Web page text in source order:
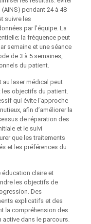
pendant 24 à 48
suivre les
par l’équipe. La
la fréquence peut
semaine et une séance
de 3 à 5 semaines,
du patient.
au laser médical peut
objectifs du patient.
qui évite l’approche
afin d’améliorer la
de réparation des
et le suivi
que les traitements
et les préférences du
éducation claire et
les objectifs de
Des
explicatifs et des
la compréhension des
dans le parcours.